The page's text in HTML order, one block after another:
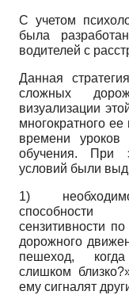
С учетом
была
водителей с
Данная
сложных
визуализации
многократного
времени
обучения. При
условий были
1)
способности
сензитивности
дорожного
пешеход,
слишком
ему сигналят